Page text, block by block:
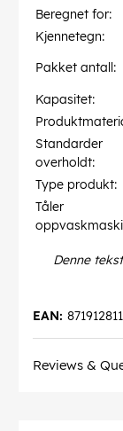
Beregnet for:
Kjennetegn:
Pakket antall:
Kapasitet:
Standarder
overholdt:
Type produkt:
Tåler
Denne
EAN:
Reviews &